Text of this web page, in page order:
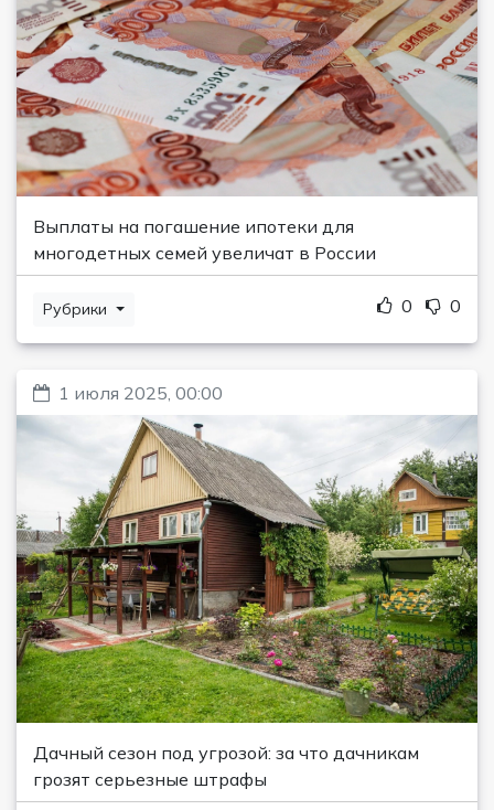
Выплаты на погашение ипотеки для
многодетных семей увеличат в России
Рубрики 0 0
1 июля 2025, 00:00
Дачный сезон под угрозой: за что дачникам
грозят серьезные штрафы